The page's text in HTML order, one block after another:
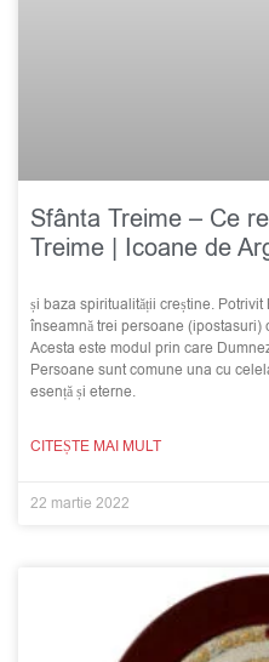
Sfânta Treime – Ce
Treime | Icoane de
și baza spiritualității creștine.
înseamnă trei persoane (ipostasuri)
Acesta este modul prin care
Persoane sunt comune una cu
esență și eterne.
CITEȘTE MAI MULT
22 martie 2022